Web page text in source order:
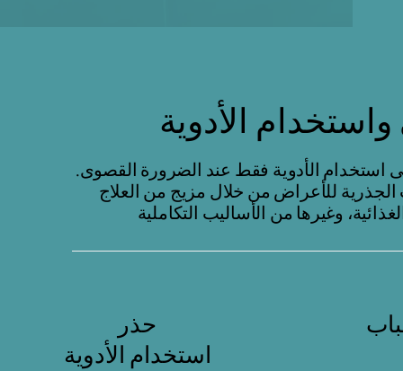
الأدوية
استخدام الأدوية فقط عند الضرورة القصوى.
للأعراض من خلال مزيج من العلاج
حذر
استخدام الأدوية